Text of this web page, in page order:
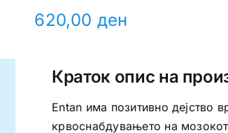
620,00 ден
Краток опис на
Entan има позитивно дејство
крвоснабдувањето на